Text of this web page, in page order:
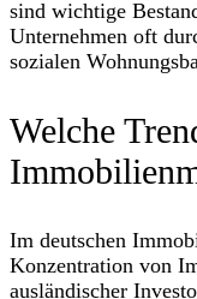
sind wichtige
Unternehmen oft
sozialen
Welche
Im deutschen
Konzentration von
ausländischer